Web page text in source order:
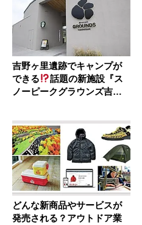
吉野ヶ里遺跡でキャンプが
できる
話題の新施設『ス
ノーピークグラウンズ吉野
どんな新商品やサービスが
発売される？アウトドア業